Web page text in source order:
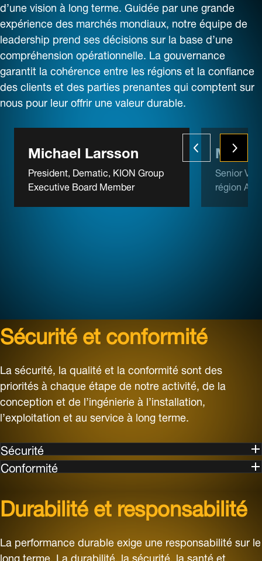
d’une vision à long terme. Guidée par une grande
expérience des marchés mondiaux, notre équipe de
leadership prend ses décisions sur la base d’une
compréhension opérationnelle. La gouvernance
garantit la cohérence entre les régions et la confiance
des clients et des parties prenantes qui comptent sur
nous pour leur offrir une valeur durable.
Michael Larsson
President, Dematic, KION Group
Executive Board Member
Senior
région
Sécurité et conformité
La sécurité, la qualité et la conformité sont des
priorités à chaque étape de notre activité, de la
conception et de l’ingénierie à l’installation,
l’exploitation et au service à long terme.
Sécurité
Conformité
Durabilité et responsabilité
La performance durable exige une responsabilité sur le
long terme. La durabilité, la sécurité, la santé et